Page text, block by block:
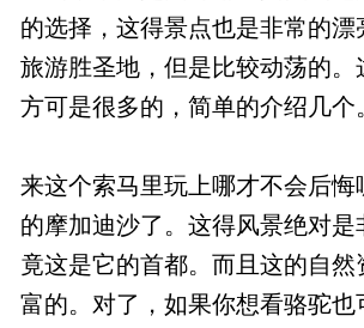
的选择，这得景点也是非常的漂
旅游胜圣地，但是比较动荡的。
方可是很多的，简单的介绍几个
来这个索马里玩上哪才不会后悔
的摩加迪沙了。这得风景绝对是
竟这是它的首都。而且这的自然
富的。对了，如果你想看骆驼也